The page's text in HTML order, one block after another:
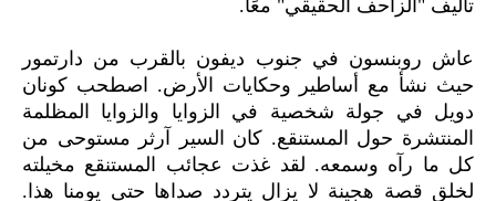
تأليف "الزاحف الحقيقي" معًا.
عاش روبنسون في جنوب ديفون بالقرب من دارتمور
حيث نشأ مع أساطير وحكايات الأرض. اصطحب كونان
دويل في جولة شخصية في الزوايا والزوايا المظلمة
المنتشرة حول المستنقع. كان السير آرثر مستوحى من
كل ما رآه وسمعه. لقد غذت عجائب المستنقع مخيلته
لخلق قصة هجينة لا يزال يتردد صداها حتى يومنا هذا.